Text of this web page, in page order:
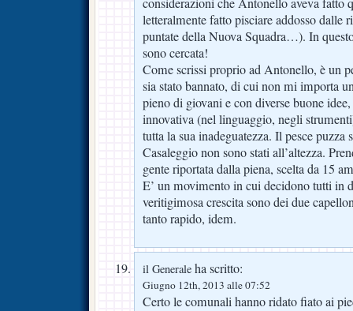
letteralmente fatto pisciare addosso dalle
puntate della Nuova Squadra…). In
sono cercata!
Come scrissi proprio ad Antonello, è un
sia stato bannato, di cui non mi importa
pieno di giovani e con diverse buone
innovativa (nel linguaggio, negli
tutta la sua inadeguatezza. Il pesce
Casaleggio non sono stati all’altezza.
gente riportata dalla piena, scelta da 15
E’ un movimento in cui decidono tutti in
veritigimosa crescita sono dei due
tanto rapido, idem.
il Generale ha scritto:
Giugno 12th, 2013 alle 07:52
Certo le comunali hanno ridato fiato ai